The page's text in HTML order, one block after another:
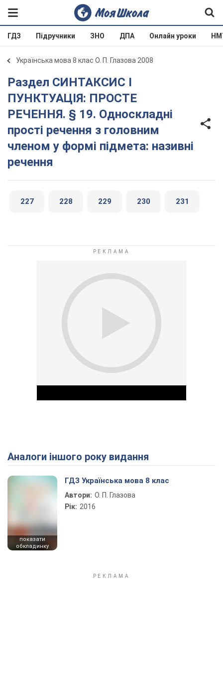
ГДЗ Підручники ЗНО ДПА Онлайн уроки
Українська мова 8 клас О. П. Глазова 2008
Раздел СИНТАКСИС І
ПУНКТУАЦІЯ: ПРОСТЕ
РЕЧЕННЯ. § 19. Односкладні
прості речення з головним
членом у формі підмета: називні
речення
227 228 229 230 231
Play Video
Аналоги іншого року видання
показати
обкладинку
ГДЗ Українська мова 8 клас
Автори: О. П. Глазова
Рік: 2016